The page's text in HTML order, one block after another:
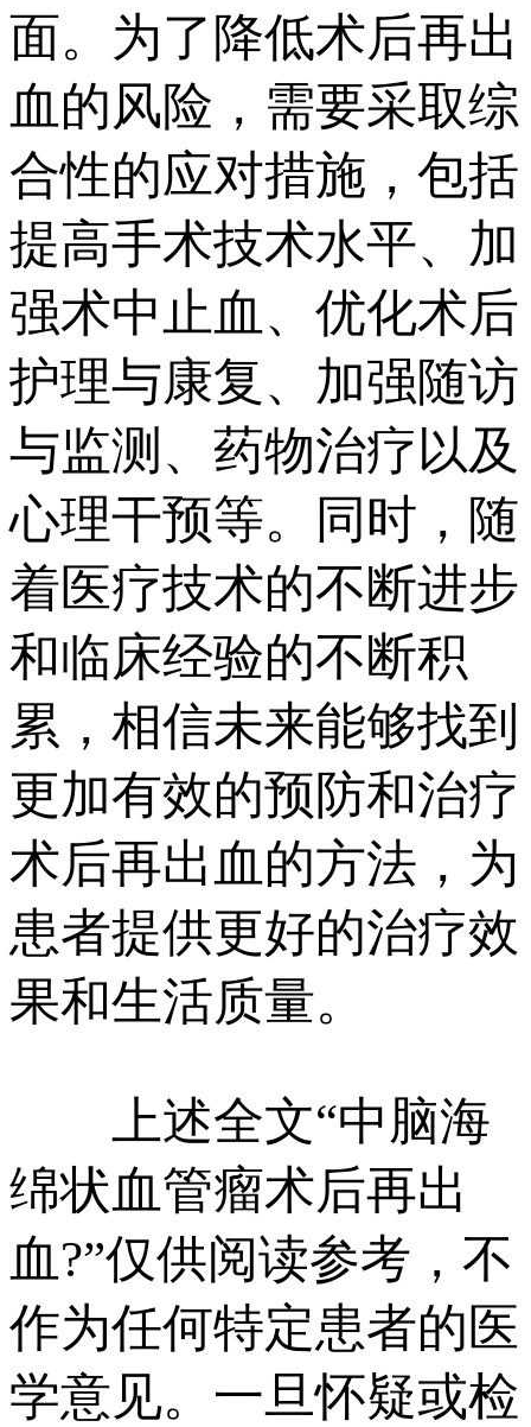
面。为了降低术后再出
血的风险，需要采取综
合性的应对措施，包括
提高手术技术水平、加
强术中止血、优化术后
护理与康复、加强随访
与监测、药物治疗以及
心理干预等。同时，随
着医疗技术的不断进步
和临床经验的不断积
累，相信未来能够找到
更加有效的预防和治疗
术后再出血的方法，为
患者提供更好的治疗效
果和生活质量。
上述全文“中脑海
绵状血管瘤术后再出
血?”仅供阅读参考，不
作为任何特定患者的医
学意见。一旦怀疑或检